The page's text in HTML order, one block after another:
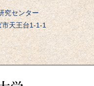
究センター
天王台1-1-1